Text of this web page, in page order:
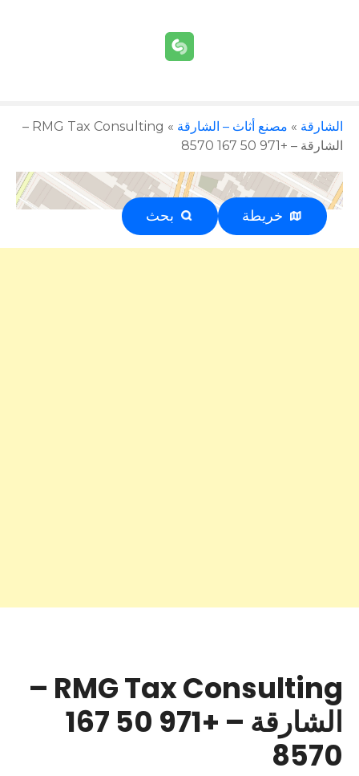
الشارقة » مصنع أثاث – الشارقة »
RMG Tax Consulting –
الشارقة – +971 50 167 8570
خريطة بحثإعلان
RMG Tax Consulting –
الشارقة – +971 50 167
8570